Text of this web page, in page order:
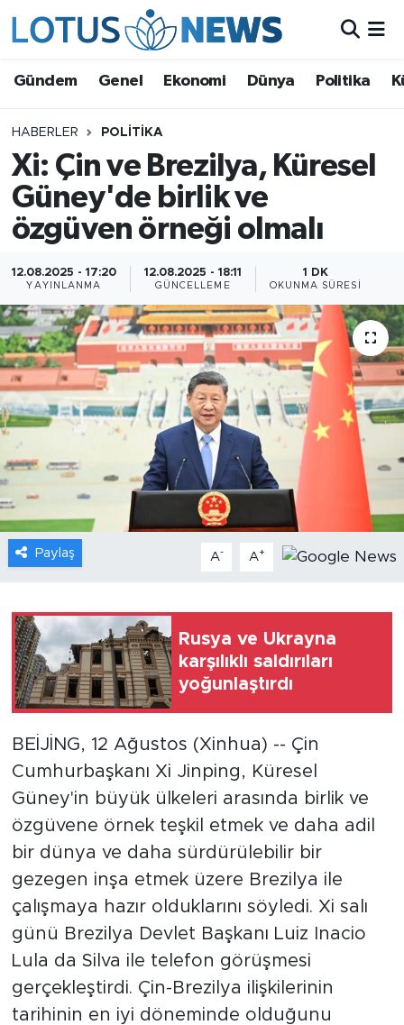
Gündem Genel Ekonomi Dünya Politika
HABERLER POLITIKA
Xi: Çin ve Brezilya, Küresel
Güney'de birlik ve
özgüven örneği olmalı
12.08.2025 - 17:20
YAYINLANMA
12.08.2025 - 18:11
GÜNCELLEME
1 DK
OKUNMA SÜRESI
Paylaş A- A+
Rusya ve Ukrayna
karşılıklı saldırıları
yoğunlaştırdı
BEİJİNG, 12 Ağustos (Xinhua) -- Çin
Cumhurbaşkanı Xi Jinping, Küresel
Güney'in büyük ülkeleri arasında birlik ve
özgüvene örnek teşkil etmek ve daha adil
bir dünya ve daha sürdürülebilir bir
gezegen inşa etmek üzere Brezilya ile
çalışmaya hazır olduklarını söyledi. Xi salı
günü Brezilya Devlet Başkanı Luiz Inacio
Lula da Silva ile telefon görüşmesi
gerçekleştirdi. Çin-Brezilya ilişkilerinin
tarihinin en iyi döneminde olduğunu
Ekonomi
Dünya
Politika
Bilim ve Teknoloji
Çin Fuarları
Gündem
Video
Sağlık
Xinhua
Xinhua Türkiye
Seyahat